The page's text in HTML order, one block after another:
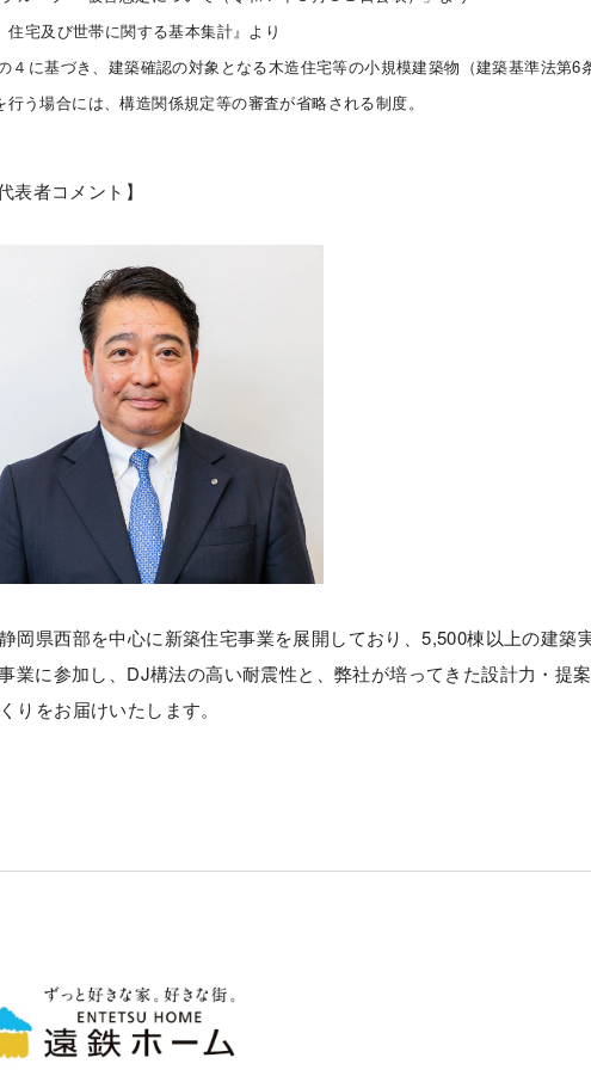
宅及び世帯に関する基本集計』より
に基づき、建築確認の対象となる木造住宅等の小規模建築物（建築基準法第6
う場合には、構造関係規定等の審査が省略される制度。
者コメント】
岡県西部を中心に新築住宅事業を展開しており、5,500棟以上の建築
業に参加し、DJ構法の高い耐震性と、弊社が培ってきた設計力・提
りをお届けいたします。